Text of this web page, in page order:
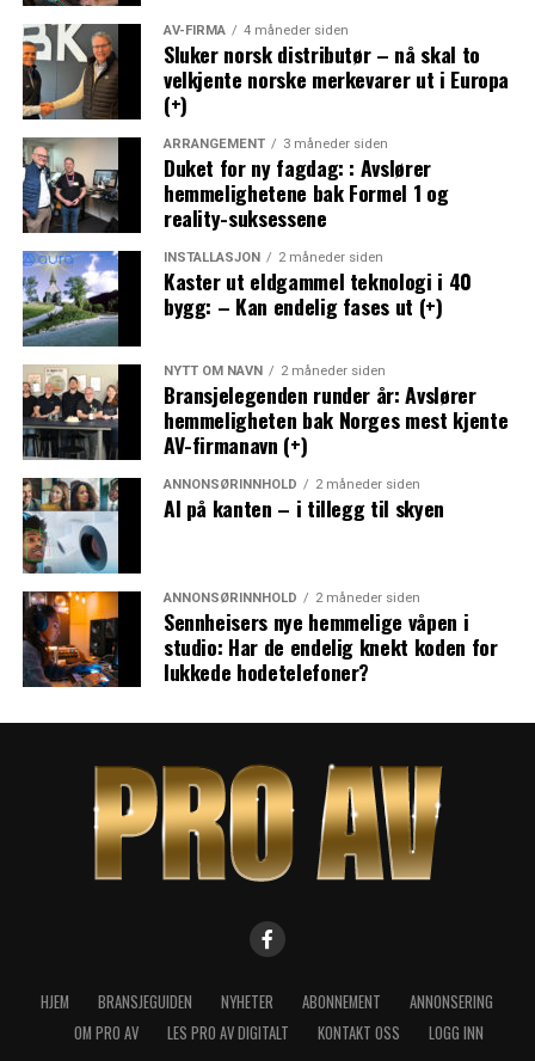
AV-FIRMA 4 måneder siden
Sluker norsk distributør – nå skal to
velkjente norske merkevarer ut i Europa
(+)
ARRANGEMENT 3 måneder siden
Duket for ny fagdag: : Avslører
hemmelighetene bak Formel 1 og
reality-suksessene
INSTALLASJON 2 måneder siden
Kaster ut eldgammel teknologi i 40
bygg: – Kan endelig fases ut (+)
NYTT OM NAVN 2 måneder siden
Bransjelegenden runder år: Avslører
hemmeligheten bak Norges mest kjente
AV-firmanavn (+)
ANNONSØRINNHOLD 2 måneder siden
AI på kanten – i tillegg til skyen
ANNONSØRINNHOLD 2 måneder siden
Sennheisers nye hemmelige våpen i
studio: Har de endelig knekt koden for
lukkede hodetelefoner?
HJEM BRANSJEGUIDEN NYHETER ABONNEMENT
ANNONSERING
OM PRO AV
LES PRO AV DIGITALT KONTAKT OSS LOGG INN